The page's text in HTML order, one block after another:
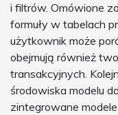
i filtrów. Omówione
formuły w tabelach
użytkownik może
obejmują również
transakcyjnych.
środowiska modelu
zintegrowane